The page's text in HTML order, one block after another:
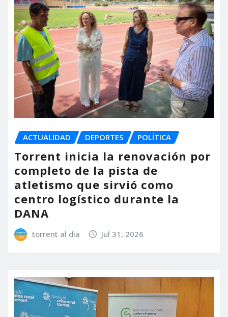
ACTUALIDAD DEPORTES POLÍTICA
Torrent inicia la renovación por
completo de la pista de
atletismo que sirvió como
centro logístico durante la
DANA
torrent al dia Jul 31, 2026